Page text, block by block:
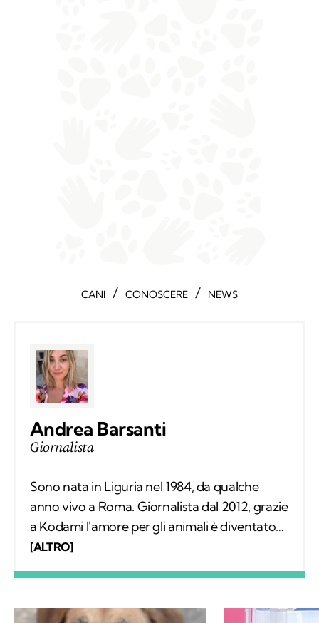
CANI / CONOSCERE / NEWS
Andrea Barsanti
Giornalista
Sono nata in Liguria nel 1984, da qualche
anno vivo a Roma. Giornalista dal 2012, grazie
a Kodami l'amore per gli animali è diventato
un lavoro attraverso cui provo a fare la
libero tanti libri, qualche viaggio e una
[ALTRO]